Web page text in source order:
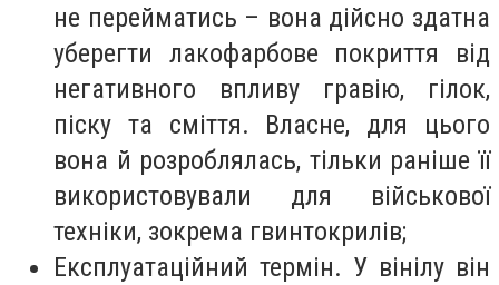
не перейматись – вона дійсно здатна
уберегти лакофарбове покриття від
негативного впливу гравію, гілок,
піску та сміття. Власне, для цього
вона й розроблялась, тільки раніше її
використовували для військової
техніки, зокрема гвинтокрилів;
Експлуатаційний термін. У вінілу він